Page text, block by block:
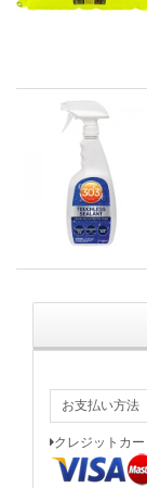
お支払い方法
クレジットカー